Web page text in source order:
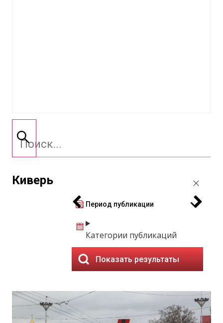
Киверь
Период публикации
Категории публикаций
Показать результаты